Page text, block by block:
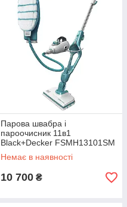
Парова швабра і
пароочисник 11в1
Black+Decker FSMH13101SM
Немає в наявності
10 700 ₴